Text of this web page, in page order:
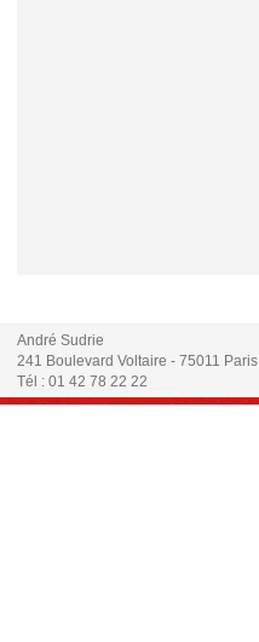
André Sudrie
241 Boulevard Voltaire - 75011 Paris
Tél : 01 42 78 22 22